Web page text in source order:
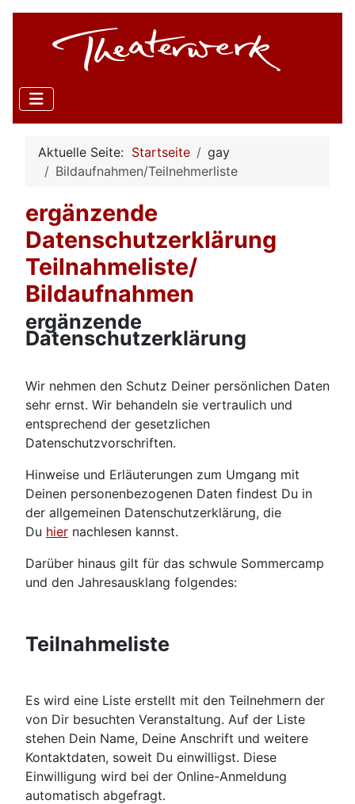
Aktuelle Seite: Startseite
gay
Bildaufnahmen/Teilnehmerliste
ergänzende
Datenschutzerklärung
Teilnahmeliste/
Bildaufnahmen
ergänzende
Datenschutzerklärung
Wir nehmen den Schutz Deiner persönlichen Daten
sehr ernst. Wir behandeln sie vertraulich und
entsprechend der gesetzlichen
Datenschutzvorschriften.
Hinweise und Erläuterungen zum Umgang mit
Deinen personenbezogenen Daten findest Du in
der allgemeinen Datenschutzerklärung, die
Du hier nachlesen kannst.
Darüber hinaus gilt für das schwule Sommercamp
und den Jahresausklang folgendes:
Teilnahmeliste
Es wird eine Liste erstellt mit den Teilnehmern der
von Dir besuchten Veranstaltung. Auf der Liste
stehen Dein Name, Deine Anschrift und weitere
Kontaktdaten, soweit Du einwilligst. Diese
Einwilligung wird bei der Online-Anmeldung
automatisch abgefragt.